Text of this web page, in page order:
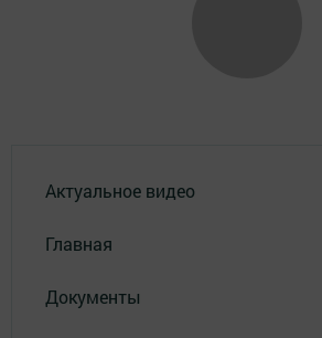
Актуальное видео
Главная
Документы